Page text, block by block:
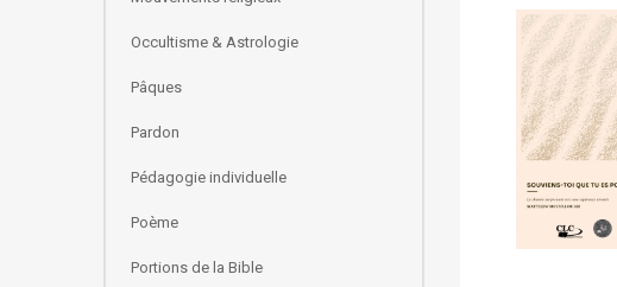
Occultisme & Astrologie
Pâques
Pardon
Pédagogie individuelle
Poème
Portions de la Bible